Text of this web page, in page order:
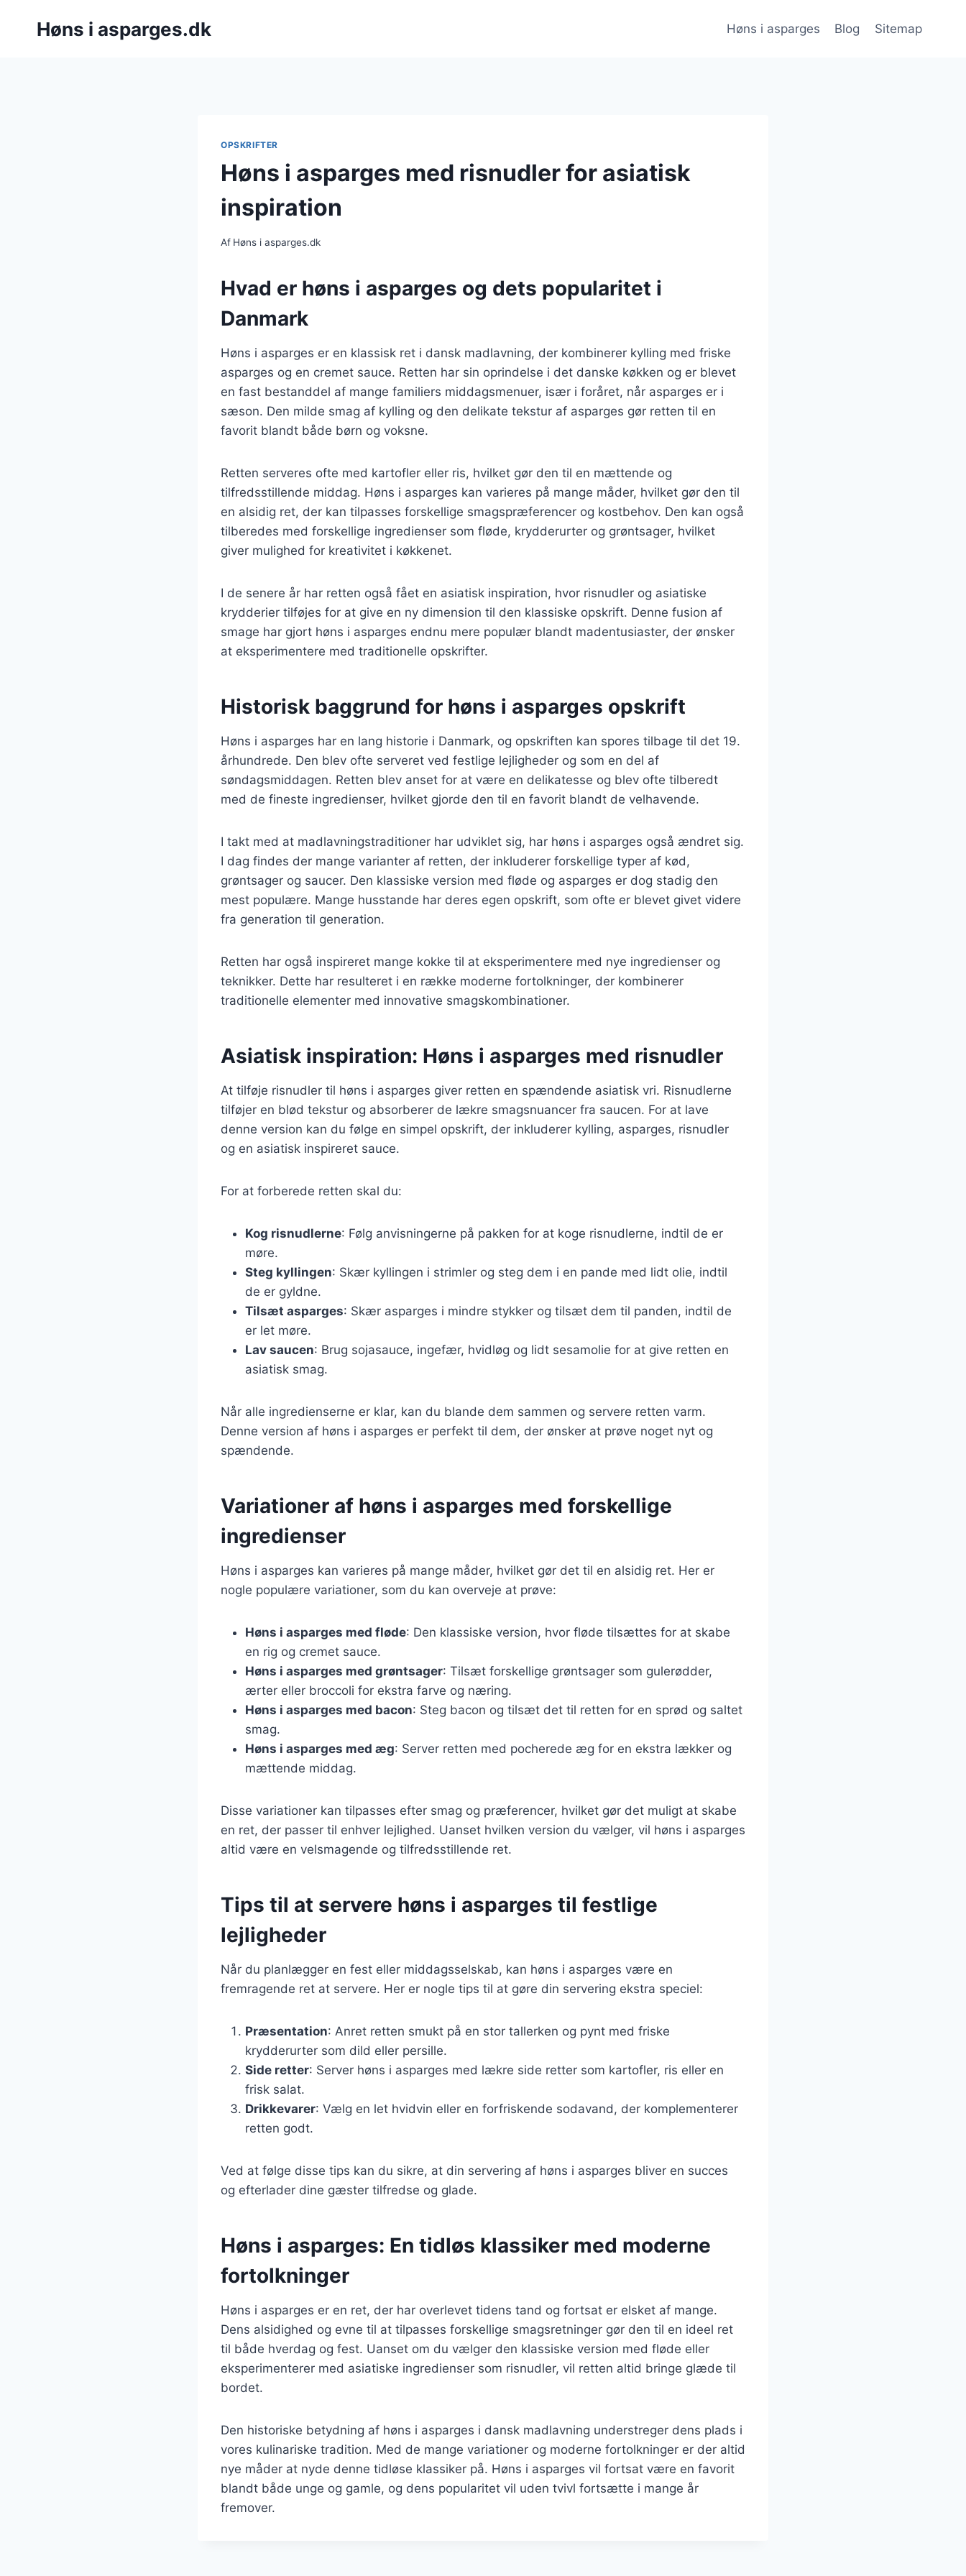
Høns i asparges.dk Høns i asparges Blog Sitemap
OPSKRIFTER
Høns i asparges med risnudler for asiatisk
inspiration
Af Høns i asparges.dk
Hvad er høns i asparges og dets popularitet i
Danmark
Høns i asparges er en klassisk ret i dansk madlavning, der kombinerer kylling med friske
asparges og en cremet sauce. Retten har sin oprindelse i det danske køkken og er blevet
en fast bestanddel af mange familiers middagsmenuer, især i foråret, når asparges er i
sæson. Den milde smag af kylling og den delikate tekstur af asparges gør retten til en
favorit blandt både børn og voksne.
Retten serveres ofte med kartofler eller ris, hvilket gør den til en mættende og
tilfredsstillende middag. Høns i asparges kan varieres på mange måder, hvilket gør den til
en alsidig ret, der kan tilpasses forskellige smagspræferencer og kostbehov. Den kan også
tilberedes med forskellige ingredienser som fløde, krydderurter og grøntsager, hvilket
giver mulighed for kreativitet i køkkenet.
I de senere år har retten også fået en asiatisk inspiration, hvor risnudler og asiatiske
krydderier tilføjes for at give en ny dimension til den klassiske opskrift. Denne fusion af
smage har gjort høns i asparges endnu mere populær blandt madentusiaster, der ønsker
at eksperimentere med traditionelle opskrifter.
Historisk baggrund for høns i asparges opskrift
Høns i asparges har en lang historie i Danmark, og opskriften kan spores tilbage til det 19.
århundrede. Den blev ofte serveret ved festlige lejligheder og som en del af
søndagsmiddagen. Retten blev anset for at være en delikatesse og blev ofte tilberedt
med de fineste ingredienser, hvilket gjorde den til en favorit blandt de velhavende.
I takt med at madlavningstraditioner har udviklet sig, har høns i asparges også ændret sig.
I dag findes der mange varianter af retten, der inkluderer forskellige typer af kød,
grøntsager og saucer. Den klassiske version med fløde og asparges er dog stadig den
mest populære. Mange husstande har deres egen opskrift, som ofte er blevet givet videre
fra generation til generation.
Retten har også inspireret mange kokke til at eksperimentere med nye ingredienser og
teknikker. Dette har resulteret i en række moderne fortolkninger, der kombinerer
traditionelle elementer med innovative smagskombinationer.
Asiatisk inspiration: Høns i asparges med risnudler
At tilføje risnudler til høns i asparges giver retten en spændende asiatisk vri. Risnudlerne
tilføjer en blød tekstur og absorberer de lækre smagsnuancer fra saucen. For at lave
denne version kan du følge en simpel opskrift, der inkluderer kylling, asparges, risnudler
og en asiatisk inspireret sauce.
For at forberede retten skal du:
Kog risnudlerne: Følg anvisningerne på pakken for at koge risnudlerne, indtil de er
møre.
Steg kyllingen: Skær kyllingen i strimler og steg dem i en pande med lidt olie, indtil
de er gyldne.
Tilsæt asparges: Skær asparges i mindre stykker og tilsæt dem til panden, indtil de
er let møre.
Lav saucen: Brug sojasauce, ingefær, hvidløg og lidt sesamolie for at give retten en
asiatisk smag.
Når alle ingredienserne er klar, kan du blande dem sammen og servere retten varm.
Denne version af høns i asparges er perfekt til dem, der ønsker at prøve noget nyt og
spændende.
Variationer af høns i asparges med forskellige
ingredienser
Høns i asparges kan varieres på mange måder, hvilket gør det til en alsidig ret. Her er
nogle populære variationer, som du kan overveje at prøve:
Høns i asparges med fløde: Den klassiske version, hvor fløde tilsættes for at skabe
en rig og cremet sauce.
Høns i asparges med grøntsager: Tilsæt forskellige grøntsager som gulerødder,
ærter eller broccoli for ekstra farve og næring.
Høns i asparges med bacon: Steg bacon og tilsæt det til retten for en sprød og saltet
smag.
Høns i asparges med æg: Server retten med pocherede æg for en ekstra lækker og
mættende middag.
Disse variationer kan tilpasses efter smag og præferencer, hvilket gør det muligt at skabe
en ret, der passer til enhver lejlighed. Uanset hvilken version du vælger, vil høns i asparges
altid være en velsmagende og tilfredsstillende ret.
Tips til at servere høns i asparges til festlige
lejligheder
Når du planlægger en fest eller middagsselskab, kan høns i asparges være en
fremragende ret at servere. Her er nogle tips til at gøre din servering ekstra speciel:
Præsentation: Anret retten smukt på en stor tallerken og pynt med friske
krydderurter som dild eller persille.
Side retter: Server høns i asparges med lækre side retter som kartofler, ris eller en
frisk salat.
Drikkevarer: Vælg en let hvidvin eller en forfriskende sodavand, der komplementerer
retten godt.
Ved at følge disse tips kan du sikre, at din servering af høns i asparges bliver en succes
og efterlader dine gæster tilfredse og glade.
Høns i asparges: En tidløs klassiker med moderne
fortolkninger
Høns i asparges er en ret, der har overlevet tidens tand og fortsat er elsket af mange.
Dens alsidighed og evne til at tilpasses forskellige smagsretninger gør den til en ideel ret
til både hverdag og fest. Uanset om du vælger den klassiske version med fløde eller
eksperimenterer med asiatiske ingredienser som risnudler, vil retten altid bringe glæde til
bordet.
Den historiske betydning af høns i asparges i dansk madlavning understreger dens plads i
vores kulinariske tradition. Med de mange variationer og moderne fortolkninger er der altid
nye måder at nyde denne tidløse klassiker på. Høns i asparges vil fortsat være en favorit
blandt både unge og gamle, og dens popularitet vil uden tvivl fortsætte i mange år
fremover.